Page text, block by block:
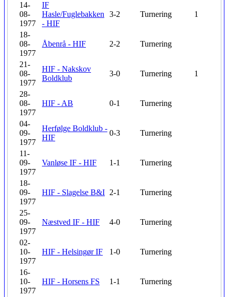
14-
08-
1977
IF
Hasle/Fuglebakken
- HIF
3-2 Turnering 1
18-
08-
1977
Åbenrå - HIF 2-2 Turnering
21-
08-
1977
HIF - Nakskov
Boldklub
3-0 Turnering 1
28-
08-
1977
HIF - AB 0-1 Turnering
04-
09-
1977
Herfølge Boldklub -
HIF
0-3 Turnering
11-
09-
1977
Vanløse IF - HIF 1-1 Turnering
18-
09-
1977
HIF - Slagelse B&I 2-1 Turnering
25-
09-
1977
Næstved IF - HIF 4-0 Turnering
02-
10-
1977
HIF - Helsingør IF 1-0 Turnering
16-
10-
1977
HIF - Horsens FS 1-1 Turnering